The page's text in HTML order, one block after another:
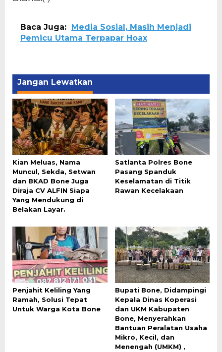
Baca Juga:
Media Sosial, Masih Menjadi
Pemicu Utama Terpapar Hoax
Jangan Lewatkan
Kian Meluas, Nama
Muncul, Sekda, Setwan
dan BKAD Bone Juga
Diraja CV ALFIN Siapa
Yang Mendukung di
Belakan Layar.
Satlanta Polres Bone
Pasang Spanduk
Keselamatan di Titik
Rawan Kecelakaan
Penjahit Keliling Yang
Ramah, Solusi Tepat
Untuk Warga Kota Bone
Bupati Bone, Didampingi
Kepala Dinas Koperasi
dan UKM Kabupaten
Bone, Menyerahkan
Bantuan Peralatan Usaha
Mikro, Kecil, dan
Menengah (UMKM) ,